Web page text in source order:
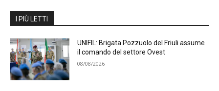
I PIÙ LETTI
UNIFIL: Brigata Pozzuolo del Friuli assume
il comando del settore Ovest
08/08/2026